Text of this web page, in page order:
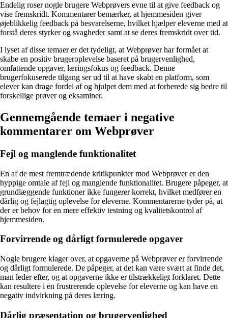
Endelig roser nogle brugere Webprøvers evne til at give feedback og
vise fremskridt. Kommentarer bemærker, at hjemmesiden giver
øjeblikkelig feedback på besvarelserne, hvilket hjælper eleverne med at
forstå deres styrker og svagheder samt at se deres fremskridt over tid.
I lyset af disse temaer er det tydeligt, at Webprøver har formået at
skabe en positiv brugeroplevelse baseret på brugervenlighed,
omfattende opgaver, læringsfokus og feedback. Denne
brugerfokuserede tilgang ser ud til at have skabt en platform, som
elever kan drage fordel af og hjulpet dem med at forberede sig bedre til
forskellige prøver og eksaminer.
Gennemgående temaer i negative
kommentarer om Webprøver
Fejl og manglende funktionalitet
En af de mest fremtrædende kritikpunkter mod Webprøver er den
hyppige omtale af fejl og manglende funktionalitet. Brugere påpeger, at
grundlæggende funktioner ikke fungerer korrekt, hvilket medfører en
dårlig og fejlagtig oplevelse for eleverne. Kommentarerne tyder på, at
der er behov for en mere effektiv testning og kvalitetskontrol af
hjemmesiden.
Forvirrende og dårligt formulerede opgaver
Nogle brugere klager over, at opgaverne på Webprøver er forvirrende
og dårligt formulerede. De påpeger, at det kan være svært at finde det,
man leder efter, og at opgaverne ikke er tilstrækkeligt forklaret. Dette
kan resultere i en frustrerende oplevelse for eleverne og kan have en
negativ indvirkning på deres læring.
Dårlig præsentation og brugervenlighed